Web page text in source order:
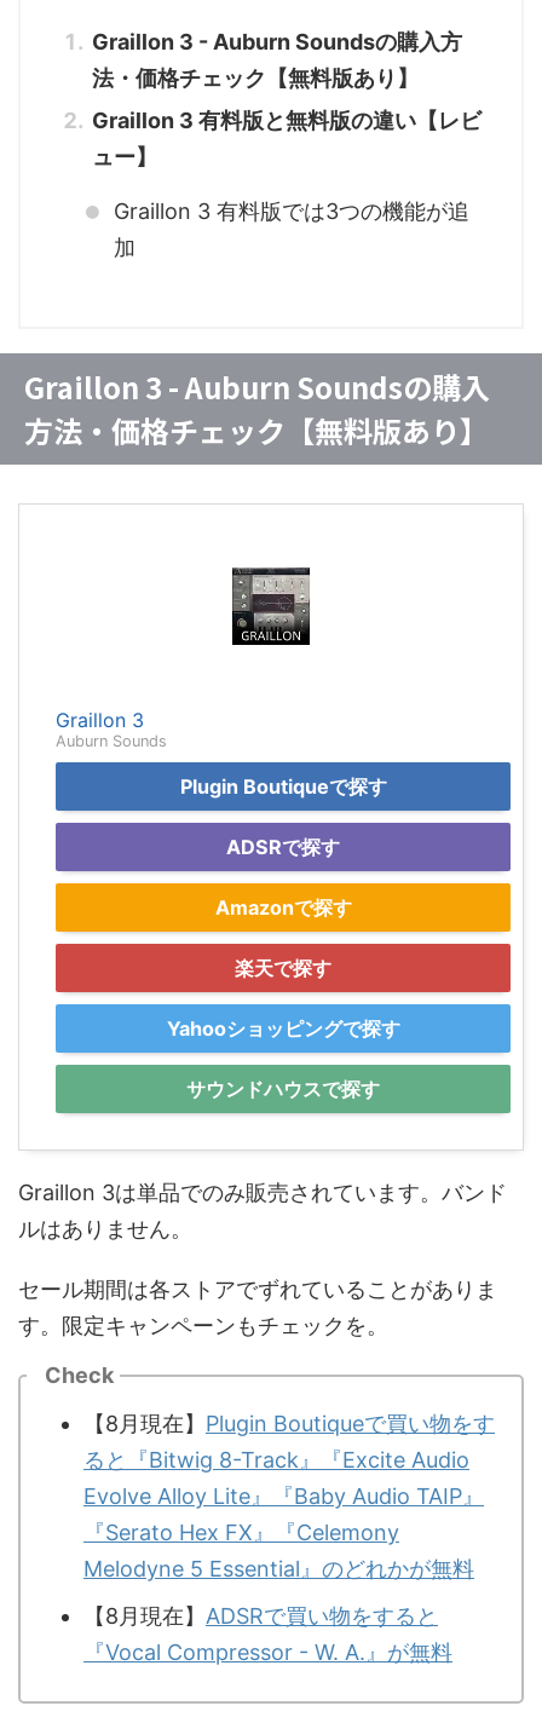
Graillon 3 - Auburn Soundsの購入方
法・価格チェック【無料版あり】
Graillon 3 有料版と無料版の違い【レビ
ュー】
Graillon 3 有料版では3つの機能が追
加
Graillon 3 - Auburn Soundsの購入
方法・価格チェック【無料版あり】
Graillon 3
Auburn Sounds
Plugin Boutiqueで探す
ADSRで探す
Amazonで探す
楽天で探す
Yahooショッピングで探す
サウンドハウスで探す
Graillon 3は単品でのみ販売されています。バンド
ルはありません。
セール期間は各ストアでずれていることがありま
す。限定キャンペーンもチェックを。
Check
【8月現在】 Plugin Boutiqueで買い物をす
ると『Bitwig 8-Track』『Excite Audio
Evolve Alloy Lite』『Baby Audio TAIP』
『Serato Hex FX』『Celemony
Melodyne 5 Essential』のどれかが無料
【8月現在】 ADSRで買い物をすると
『Vocal Compressor - W. A.』が無料